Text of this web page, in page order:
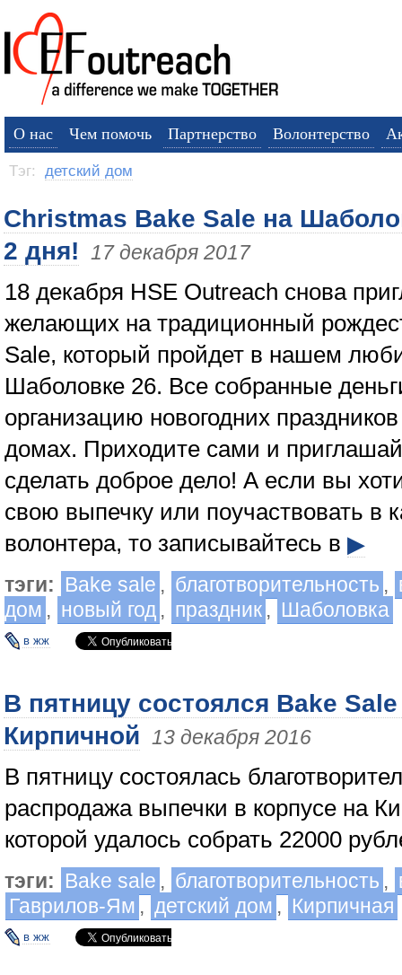
О нас Чем помочь Партнерство Волонтерство
Тэг: детский дом
Christmas Bake Sale на
2 дня!
17 декабря 2017
18 декабря HSE Outreach снова
желающих на традиционный
Sale, который пройдет в нашем
Шаболовке 26. Все собранные
организацию новогодних
домах. Приходите сами и
сделать доброе дело! А если вы
свою выпечку или поучаствовать в
волонтера, то записывайтесь в ▶
тэги: Bake sale , благотворительность ,
дом , новый год , праздник , Шаболовка
в жж
В пятницу состоялся Bake
Кирпичной 13 декабря 2016
В пятницу состоялась
распродажа выпечки в корпусе на
которой удалось собрать 22000
тэги: Bake sale , благотворительность ,
Гаврилов-Ям , детский дом , Кирпичная
в жж